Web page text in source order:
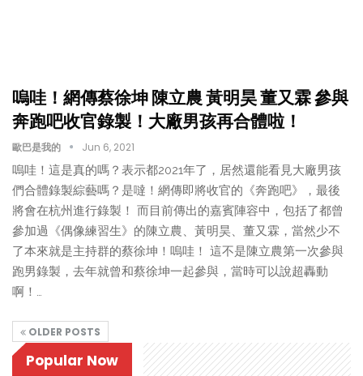
嗚哇！網傳蔡徐坤 陳立農 黃明昊 董又霖 參與
奔跑吧收官錄製！大廠男孩再合體啦！
歐巴是我的 Jun 6, 2021
嗚哇！這是真的嗎？表示都2021年了，居然還能看見大廠男孩
們合體錄製綜藝嗎？是噠！網傳即將收官的《奔跑吧》，最後
將會在杭州進行錄製！ 而目前傳出的嘉賓陣容中，包括了都曾
參加過《偶像練習生》的陳立農、黃明昊、董又霖，當然少不
了本來就是主持群的蔡徐坤！嗚哇！ 這不是陳立農第一次參與
跑男錄製，去年就曾和蔡徐坤一起參與，當時可以說超轟動
啊！…
OLDER POSTS
Popular Now